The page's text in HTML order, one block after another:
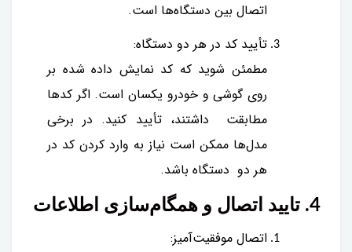
اتصال بین دستگاه‌ها است.
تأیید کد در هر دو دستگاه:
مطمئن شوید که کد نمایش داده شده بر
روی گوشی و خودرو یکسان است. اگر کدها
مطابقت داشتند، تأیید کنید. در برخی
مدل‌ها ممکن است نیاز به وارد کردن کد در
هر دو دستگاه باشد.
4. تایید اتصال و همگام‌سازی اطلاعات
اتصال موفقیت‌آمیز: